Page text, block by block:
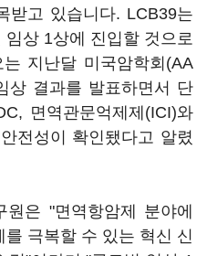
받고 있습니다. LCB39는
상 1상에 진입할 것으로
지난달 미국암학회(AA
상 결과를 발표하면서 단
면역관문억제제(ICI)와
전성이 확인됐다고 알렸
은 "면역항암제 분야에
극복할 수 있는 혁신 신